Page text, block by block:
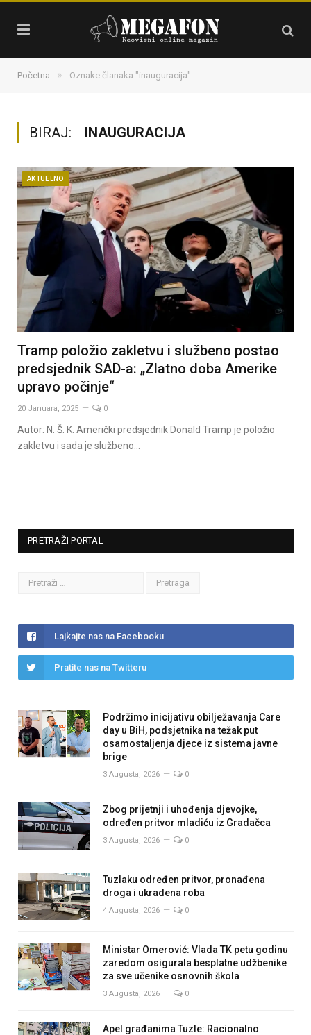
Početna » Oznake članaka "inauguracija"
BIRAJ: INAUGURACIJA
AKTUELNO
Tramp položio zakletvu i službeno postao
predsjednik SAD-a: „Zlatno doba Amerike
upravo počinje“
20 Januara, 2025 0
Autor: N. Š. K. Američki predsjednik Donald Tramp je položio
zakletvu i sada je službeno…
PRETRAŽI PORTAL
Lajkajte nas na Facebooku
Pratite nas na Twitteru
Podržimo inicijativu obilježavanja Care
day u BiH, podsjetnika na težak put
osamostaljenja djece iz sistema javne
brige
3 Augusta, 2026 0
Zbog prijetnji i uhođenja djevojke,
određen pritvor mladiću iz Gradačca
3 Augusta, 2026 0
Tuzlaku određen pritvor, pronađena
droga i ukradena roba
4 Augusta, 2026 0
Ministar Omerović: Vlada TK petu godinu
zaredom osigurala besplatne udžbenike
za sve učenike osnovnih škola
3 Augusta, 2026 0
Apel građanima Tuzle: Racionalno